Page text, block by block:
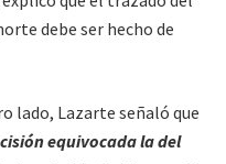
debe ser hecho de
lado, Lazarte señaló que
equivocada la del